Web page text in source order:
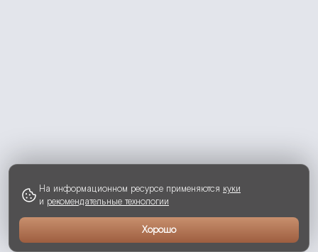
На информационном ресурсе применяются куки
и рекомендательные технологии
Хорошо